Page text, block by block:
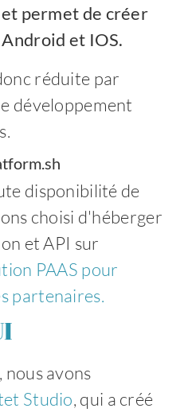
permet de créer
et IOS.
réduite par
développement
disponibilité de
choisi d'héberger
et API sur
PAAS pour
partenaires.
avons
Studio, qui a créé